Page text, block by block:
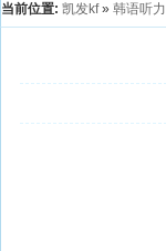
当前位置: 凯发kf» 韩语听力